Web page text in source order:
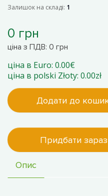
Залишок на складі: 1
0 грн
ціна з ПДВ: 0 грн
ціна в Euro: 0.00€
ціна в polski Złoty: 0.00zł
Додати до
Придбати зараз
Опис